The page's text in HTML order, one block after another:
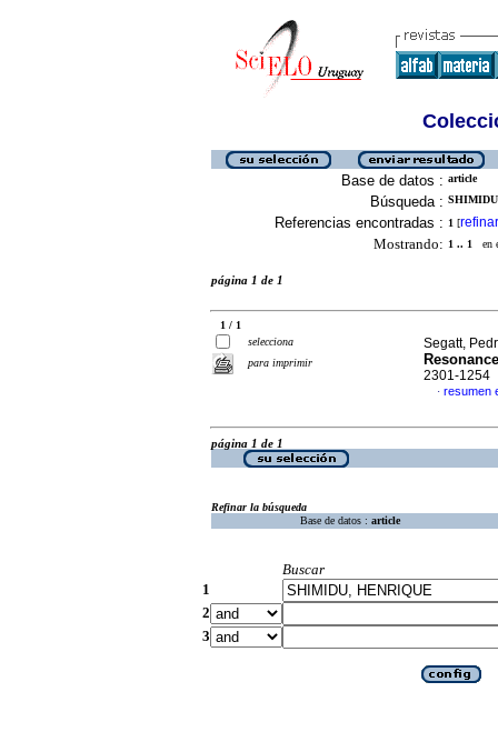
Base de datos : article
Búsqueda :
Referencias encontradas : 1 [refinar
Mostrando: 1 .. 1 en
página 1 de 1
1 / 1
selecciona
para imprimir
Segatt,
2301-1254
· resumen
página 1 de 1
Refinar la búsqueda
Base de datos : article
Buscar
1
2
3